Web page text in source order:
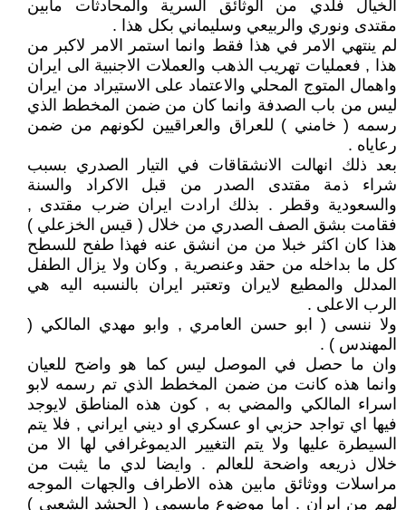
الخيال فلدي من الوثائق السرية والمحادثات مابين
مقتدى ونوري والربيعي وسليماني بكل هذا .
لم ينتهي الامر في هذا فقط وانما استمر الامر لاكبر من
هذا , فعمليات تهريب الذهب والعملات الاجنبية الى ايران
واهمال المتوج المحلي والاعتماد على الاستيراد من ايران
ليس من باب الصدفة وانما كان من ضمن المخطط الذي
رسمه ( خامني ) للعراق والعراقيين لكونهم من ضمن
رعاياه .
بعد ذلك انهالت الانشقاقات في التيار الصدري بسبب
شراء ذمة مقتدى الصدر من قبل الاكراد والسنة
والسعودية وقطر . بذلك ارادت ايران ضرب مقتدى ,
فقامت بشق الصف الصدري من خلال ( قيس الخزعلي )
هذا كان اكثر خبلا من من انشق عنه فهذا طفح للسطح
كل ما بداخله من حقد وعنصرية , وكان ولا يزال الطفل
المدلل والمطيع لايران وتعتبر ايران بالنسبه اليه هي
الرب الاعلى .
ولا ننسى ( ابو حسن العامري , وابو مهدي المالكي (
المهندس ) .
وان ما حصل في الموصل ليس كما هو واضح للعيان
وانما هذه كانت من ضمن المخطط الذي تم رسمه لابو
اسراء المالكي والمضي به , كون هذه المناطق لايوجد
فيها اي تواجد حزبي او عسكري او ديني ايراني , فلا يتم
السيطرة عليها ولا يتم التغيير الديموغرافي لها الا من
خلال ذريعه واضحة للعالم . وايضا لدي ما يثبت من
مراسلات ووثائق مابين هذه الاطراف والجهات الموجه
لهم من ايران . اما موضوع مايسمى ( الحشد الشعبي )